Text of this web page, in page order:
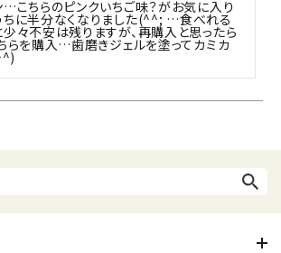
こちらのピンクいちご味？がお気に入り
に半分なくなりました(^^; …食べれる
々不安は残りますが、再購入と思ったら
らを購入…歯磨きジェルを塗ってカミカ